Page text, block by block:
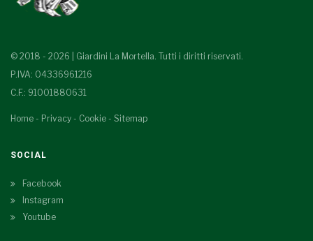
© 2018 - 2026 | Giardini La Mortella. Tutti i diritti riservati.
P.IVA: 04336961216
C.F.: 91001880631
Home - Privacy - Cookie - Sitemap
SOCIAL
Facebook
Instagram
Youtube